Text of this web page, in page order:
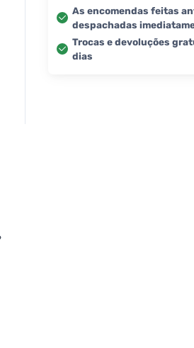
As encomendas feitas
despachadas
Trocas e devoluções
dias